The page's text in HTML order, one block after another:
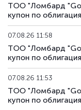
MFLGb27
MFLGb28
ТОО "Ломбард
купон по
07.08.26 11:58
ТОО "Ломбард
купон по
07.08.26 11:53
ТОО "Ломбард
купон по